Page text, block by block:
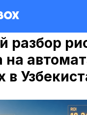
разбор
на
в